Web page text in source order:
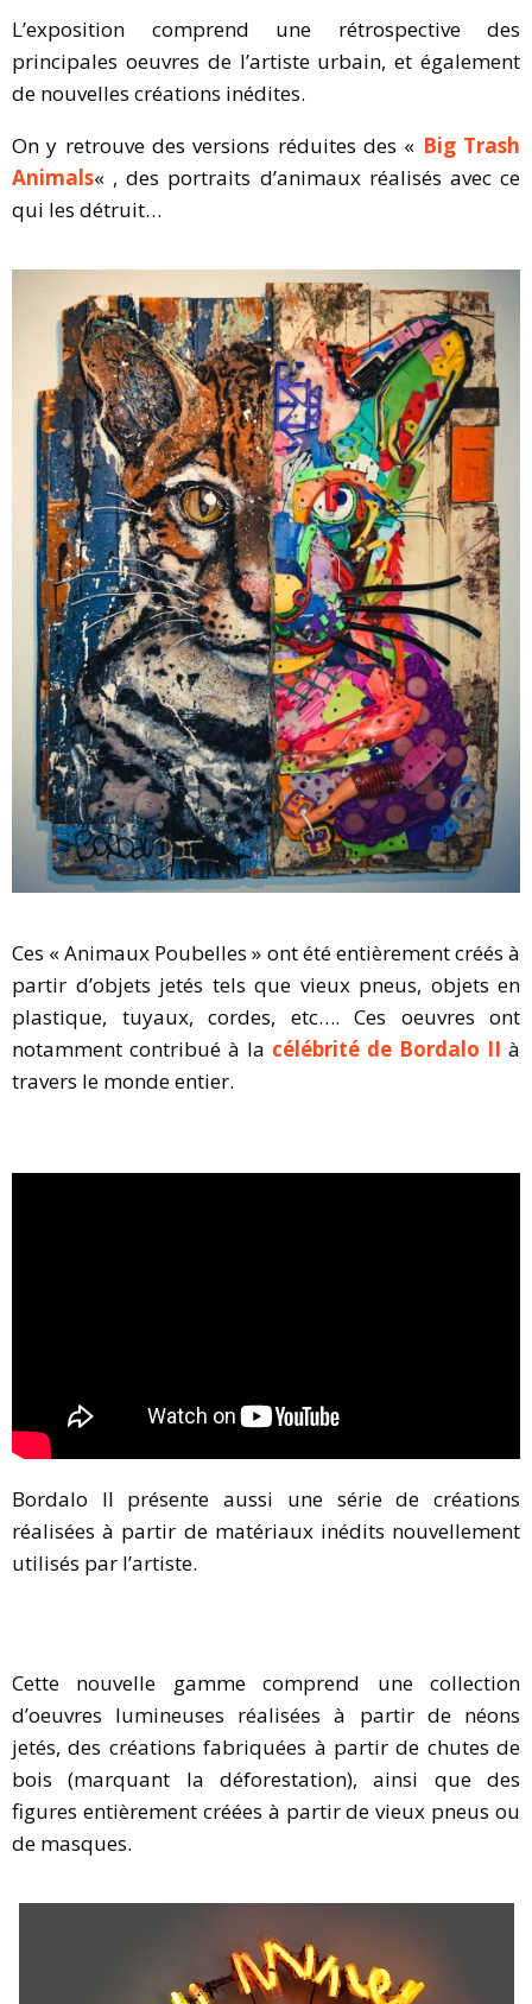
L’exposition comprend une rétrospective des
principales oeuvres de l’artiste urbain, et également
de nouvelles créations inédites.
On y retrouve des versions réduites des « Big Trash
Animals« , des portraits d’animaux réalisés avec ce
qui les détruit…
Ces « Animaux Poubelles » ont été entièrement créés à
partir d’objets jetés tels que vieux pneus, objets en
plastique, tuyaux, cordes, etc…. Ces oeuvres ont
notamment contribué à la célébrité de Bordalo II à
travers le monde entier.
Bordalo II présente aussi une série de créations
réalisées à partir de matériaux inédits nouvellement
utilisés par l’artiste.
Cette nouvelle gamme comprend une collection
d’oeuvres lumineuses réalisées à partir de néons
jetés, des créations fabriquées à partir de chutes de
bois (marquant la déforestation), ainsi que des
figures entièrement créées à partir de vieux pneus ou
de masques.